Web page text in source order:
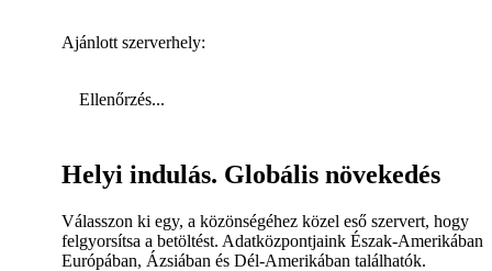
Ajánlott szerverhely:
Ellenőrzés...
Helyi indulás. Globális növekedés
Válasszon ki egy, a közönségéhez közel eső szervert, hogy
felgyorsítsa a betöltést. Adatközpontjaink Észak-Amerikában,
Európában, Ázsiában és Dél-Amerikában találhatók.